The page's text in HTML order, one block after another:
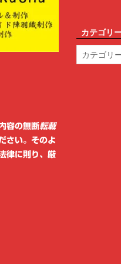
容の無断転載
さい。そのよ
律に則り、厳
カテゴリ
テ